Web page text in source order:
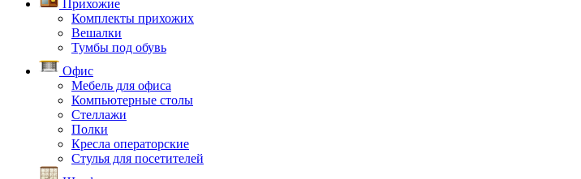
Прихожие
Комплекты прихожих
Вешалки
Тумбы под обувь
Офис
Мебель для офиса
Компьютерные столы
Стеллажи
Полки
Кресла операторские
Стулья для посетителей